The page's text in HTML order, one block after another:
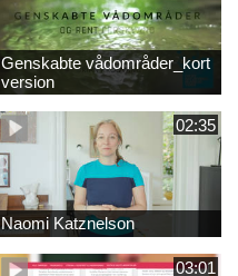
Genskabte vådområder_kort
version
02:35
Naomi Katznelson
03:01